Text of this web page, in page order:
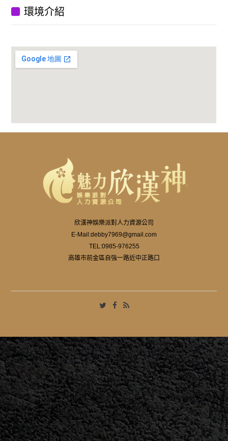
環境介紹
欣漢神娛樂派對人力資源公司
E-Mail:debby7969@gmail.com
TEL:0985-976255
高雄市前金區自強一路近中正路口